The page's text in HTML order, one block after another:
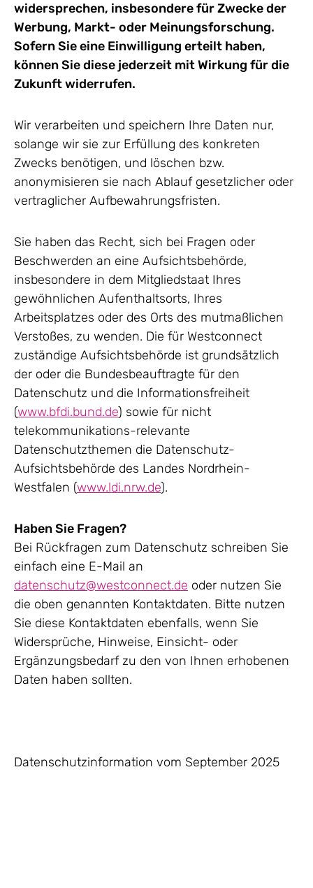
widersprechen, insbesondere für Zwecke der
Werbung, Markt- oder Meinungsforschung.
Sofern Sie eine Einwilligung erteilt haben,
können Sie diese jederzeit mit Wirkung für die
Zukunft widerrufen.
Wir verarbeiten und speichern Ihre Daten nur,
solange wir sie zur Erfüllung des konkreten
Zwecks benötigen, und löschen bzw.
anonymisieren sie nach Ablauf gesetzlicher oder
vertraglicher Aufbewahrungsfristen.
Sie haben das Recht, sich bei Fragen oder
Beschwerden an eine Aufsichtsbehörde,
insbesondere in dem Mitgliedstaat Ihres
gewöhnlichen Aufenthaltsorts, Ihres
Arbeitsplatzes oder des Orts des mutmaßlichen
Verstoßes, zu wenden. Die für Westconnect
zuständige Aufsichtsbehörde ist grundsätzlich
der oder die Bundesbeauftragte für den
Datenschutz und die Informationsfreiheit
(www.bfdi.bund.de) sowie für nicht
telekommunikations-relevante
Datenschutzthemen die Datenschutz-
Aufsichtsbehörde des Landes Nordrhein-
Westfalen (www.ldi.nrw.de).
Haben Sie Fragen?
Bei Rückfragen zum Datenschutz schreiben Sie
einfach eine E-Mail an
datenschutz@westconnect.de oder nutzen Sie
die oben genannten Kontaktdaten. Bitte nutzen
Sie diese Kontaktdaten ebenfalls, wenn Sie
Widersprüche, Hinweise, Einsicht- oder
Ergänzungsbedarf zu den von Ihnen erhobenen
Daten haben sollten.
Datenschutzinformation vom September 2025